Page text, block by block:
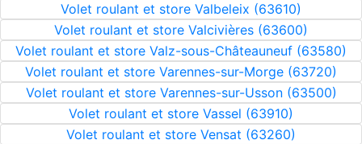
Volet roulant et store Valbeleix (63610)
Volet roulant et store Valcivières (63600)
Volet roulant et store Valz-sous-Châteauneuf (63580)
Volet roulant et store Varennes-sur-Morge (63720)
Volet roulant et store Varennes-sur-Usson (63500)
Volet roulant et store Vassel (63910)
Volet roulant et store Vensat (63260)